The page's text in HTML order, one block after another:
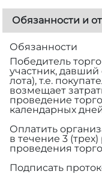
Обязанности и
Обязанности
Победитель
участник,
лота), т.е.
возмещает
проведение
календарных
Оплатить
в течение 3
проведения
Подписать